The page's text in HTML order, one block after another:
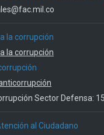
la corrupción
la corrupción
Sector Defensa:
al Ciudadano